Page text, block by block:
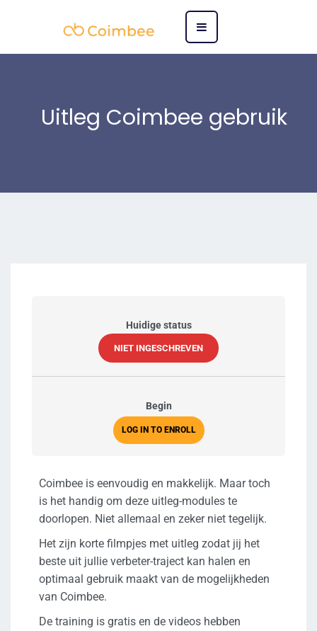
Uitleg Coimbee gebruik
Huidige status
NIET INGESCHREVEN
Begin
LOG IN TO ENROLL
Coimbee is eenvoudig en makkelijk. Maar toch
is het handig om deze uitleg-modules te
doorlopen. Niet allemaal en zeker niet tegelijk.
Het zijn korte filmpjes met uitleg zodat jij het
beste uit jullie verbeter-traject kan halen en
optimaal gebruik maakt van de mogelijkheden
van Coimbee.
De training is gratis en de videos hebben